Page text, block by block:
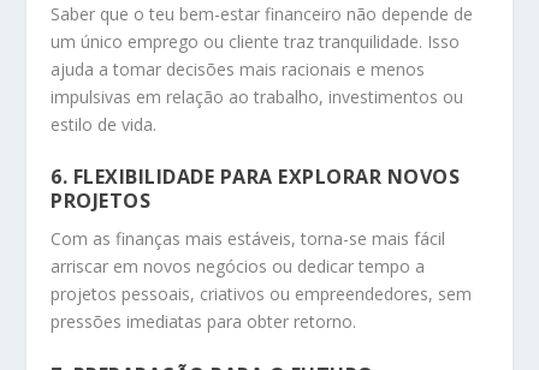
Saber que o teu bem-estar financeiro não depende de
um único emprego ou cliente traz tranquilidade. Isso
ajuda a tomar decisões mais racionais e menos
impulsivas em relação ao trabalho, investimentos ou
estilo de vida.
6. FLEXIBILIDADE PARA EXPLORAR NOVOS
PROJETOS
Com as finanças mais estáveis, torna-se mais fácil
arriscar em novos negócios ou dedicar tempo a
projetos pessoais, criativos ou empreendedores, sem
pressões imediatas para obter retorno.